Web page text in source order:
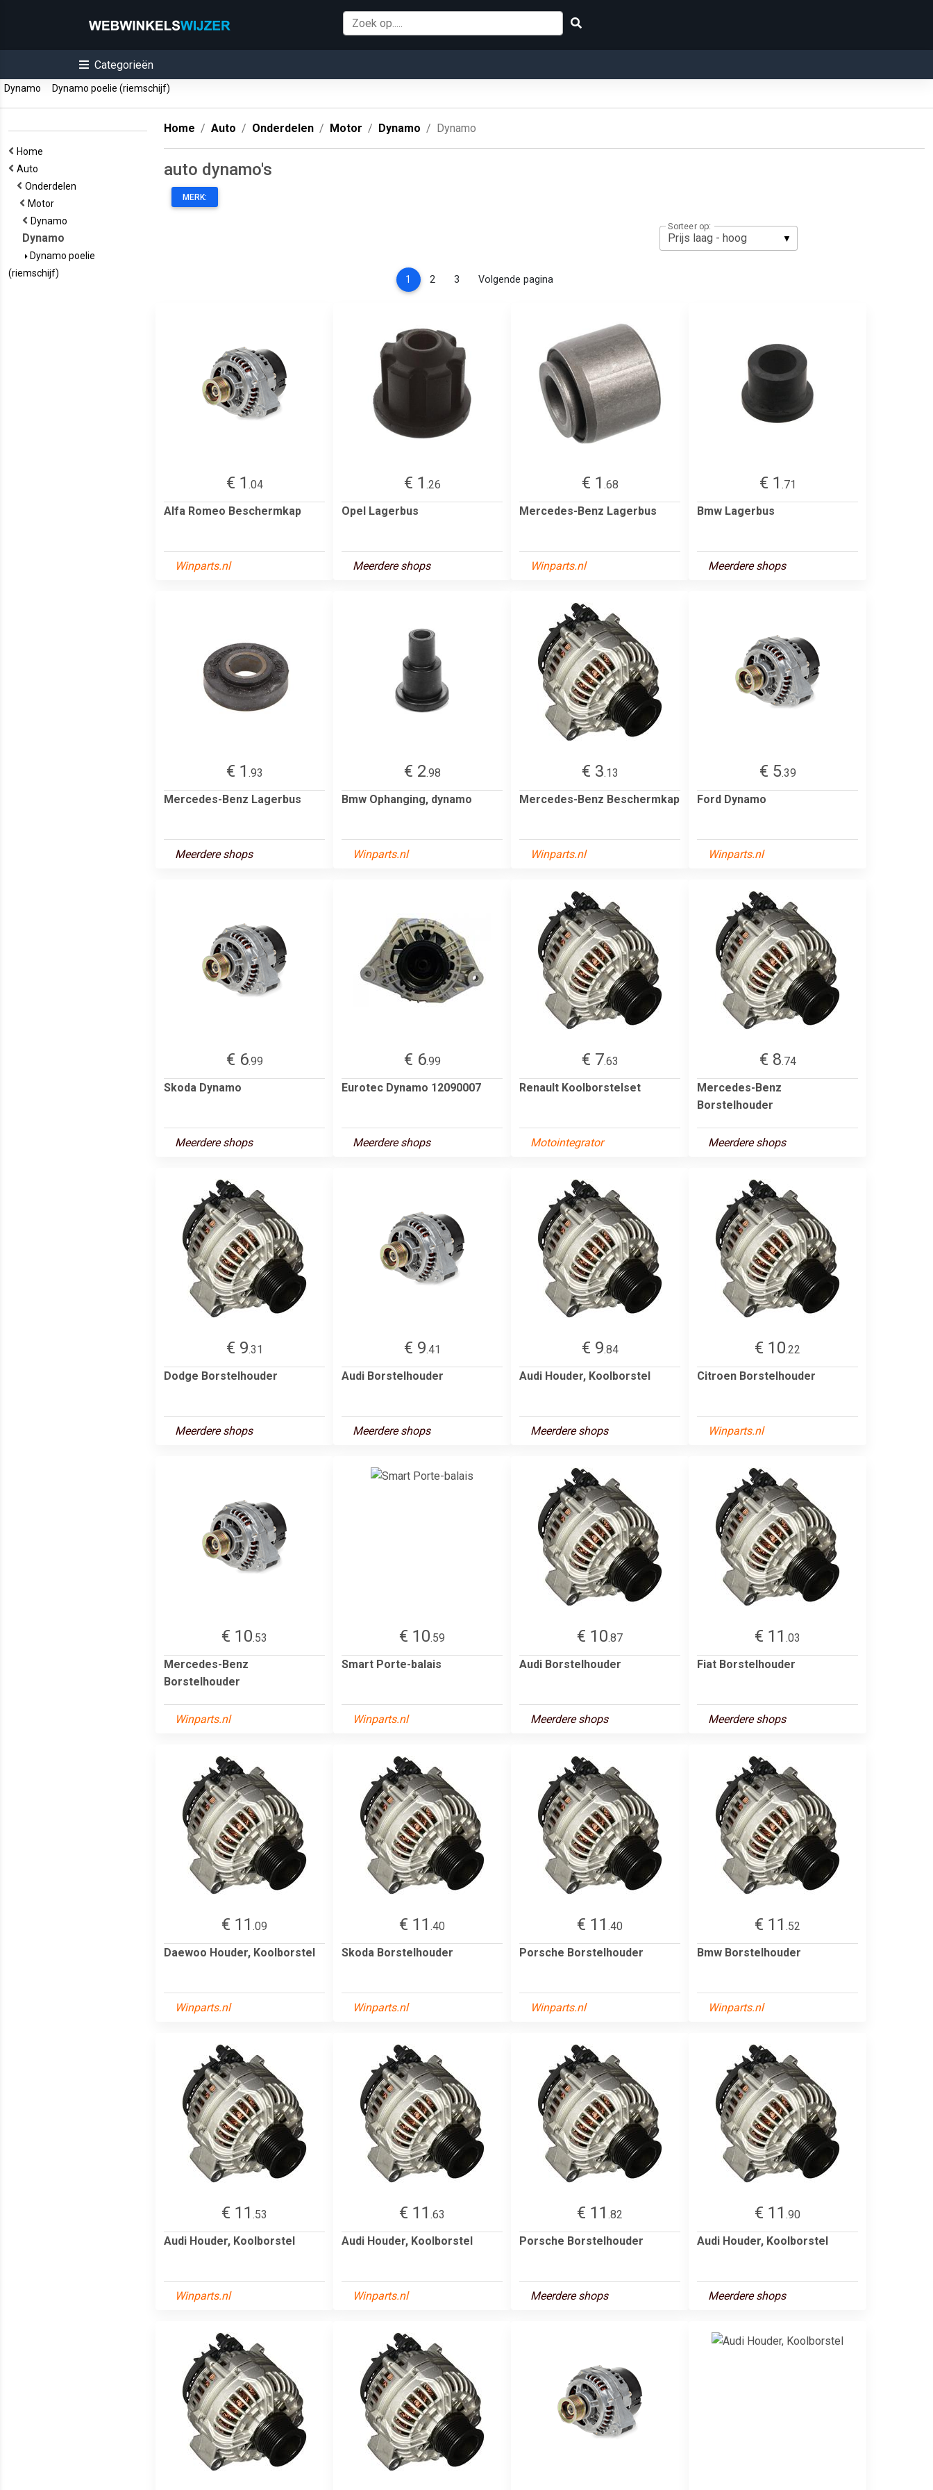
Categorieën
Dynamo Dynamo poelie (riemschijf)
Home
Auto
Onderdelen
Motor
Dynamo
Dynamo
Dynamo poelie
(riemschijf)
Home Auto Onderdelen Motor Dynamo Dynamo
auto dynamo's
MERK:
Sorteer op:
1 (current)
2 3 Volgende pagina
€ 1 .04
Alfa Romeo Beschermkap
Winparts.nl
€ 1 .26
Opel Lagerbus
Meerdere shops
€ 1 .68
Mercedes-Benz Lagerbus
Winparts.nl
€ 1 .71
Bmw Lagerbus
Meerdere shops
€ 1 .93
Mercedes-Benz Lagerbus
Meerdere shops
€ 2.98
Bmw Ophanging, dynamo
Winparts.nl
€ 3.13
Mercedes-Benz Beschermkap
Winparts.nl
€ 5.39
Ford Dynamo
Winparts.nl
€ 6.99
Skoda Dynamo
Meerdere shops
€ 6.99
Eurotec Dynamo 12090007
Meerdere shops
€ 7.63
Renault Koolborstelset
Motointegrator
€ 8.74
Mercedes-Benz
Borstelhouder
Meerdere shops
€ 9.31
Dodge Borstelhouder
Meerdere shops
€ 9.41
Audi Borstelhouder
Meerdere shops
€ 9.84
Audi Houder, Koolborstel
Meerdere shops
€ 10.22
Citroen Borstelhouder
Winparts.nl
€ 10.53
Mercedes-Benz
Borstelhouder
Winparts.nl
€ 10.59
Smart Porte-balais
Winparts.nl
€ 10.87
Audi Borstelhouder
Meerdere shops
€ 11 .03
Fiat Borstelhouder
Meerdere shops
€ 11 .09
Daewoo Houder, Koolborstel
Winparts.nl
€ 11 .40
Skoda Borstelhouder
Winparts.nl
€ 11 .40
Porsche Borstelhouder
Winparts.nl
€ 11 .52
Bmw Borstelhouder
Winparts.nl
€ 11 .53
Audi Houder, Koolborstel
Winparts.nl
€ 11 .63
Audi Houder, Koolborstel
Winparts.nl
€ 11 .82
Porsche Borstelhouder
Meerdere shops
€ 11 .90
Audi Houder, Koolborstel
Meerdere shops